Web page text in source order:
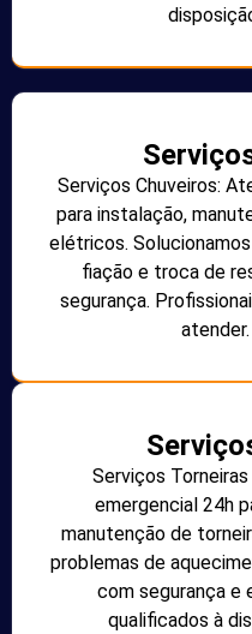
Serviços Chuveiros:
para instalação,
elétricos.
fiação e troca de
segurança.
Serviços
emergencial 24h
manutenção de
problemas de
com segurança e
qualificados à